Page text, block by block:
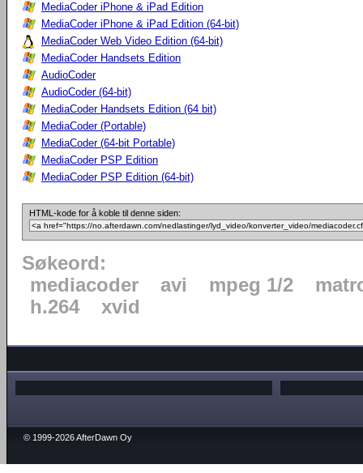
MediaCoder iPhone & iPad Edition
MediaCoder iPhone & iPad Edition (64-bit)
MediaCoder Web Video Edition (64-bit)
MediaCoder Handsets Edition
AudioCoder
AudioCoder (64-bit)
MediaCoder Handsets Edition (64 bit)
MediaCoder (Portable)
MediaCoder (64-bit Portable)
MediaCoder PSP Edition
MediaCoder PSP Edition (64-bit)
HTML-kode for å koble til denne siden:
Søkeord:
mediacoder
avi mpeg 1/2
h.264
xvid
© 1999-2026 AfterDawn Oy